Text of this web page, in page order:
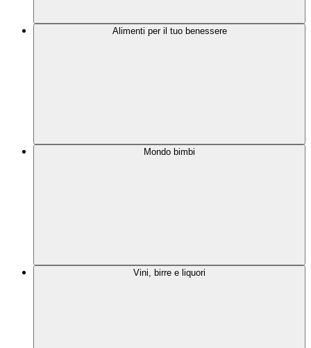
Alimenti per il tuo benessere
Mondo bimbi
Vini, birre e liquori